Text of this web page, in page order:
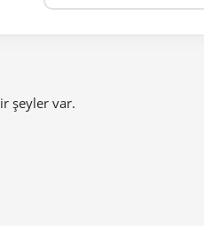
şeyler var.